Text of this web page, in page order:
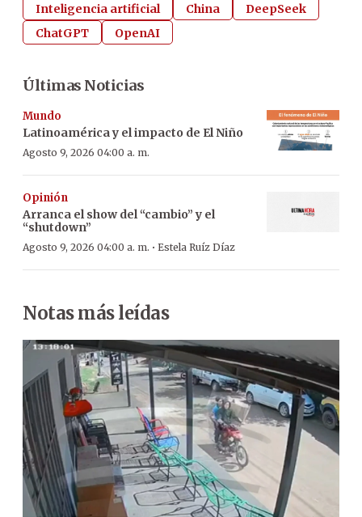
Inteligencia artificial China
DeepSeek
ChatGPT
OpenAI
Últimas Noticias
Mundo
Latinoamérica y el impacto de El Niño
Agosto 9, 2026 04:00 a. m.
Opinión
Arranca el show del “cambio” y el
“shutdown”
Agosto 9, 2026 04:00 a. m. · Estela Ruíz Díaz
Notas más leídas